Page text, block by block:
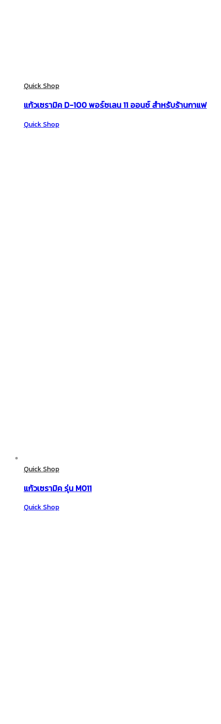
Quick Shop
แก้วเซรามิค D-100 พอร์ซเลน 11 ออนซ์ สำหรับร้านกาแฟ
Quick Shop
Quick Shop
แก้วเซรามิค รุ่น M011
Quick Shop